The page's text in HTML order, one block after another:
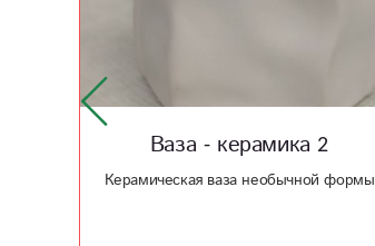
Ваза - керамика 2
Керамическая ваза необычной формы